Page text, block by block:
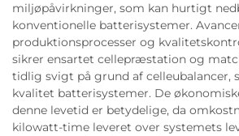
miljøpåvirkninger, som kan hurtigt
konventionelle batterisystemer.
produktionsprocesser og
sikrer ensartet cellepræstation og
tidlig svigt på grund af celleubalancer,
kvalitet batterisystemer. De
denne levetid er betydelige, da
kilowatt-time leveret over systemets